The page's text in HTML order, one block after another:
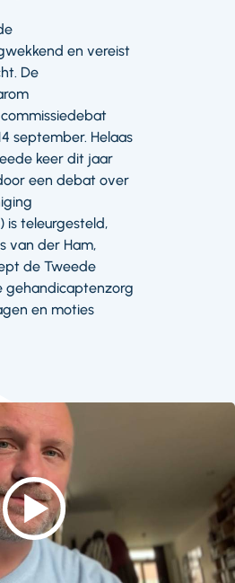
en vereist
De
september. Helaas
keer dit jaar
een debat over
is teleurgesteld,
van der Ham,
de Tweede
gehandicaptenzorg
en moties